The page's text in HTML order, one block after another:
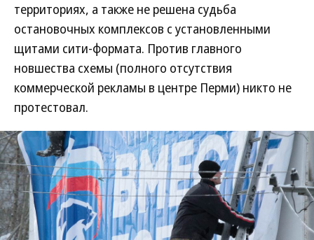
территориях, а также не решена судьба
остановочных комплексов с установленными
щитами сити-формата. Против главного
новшества схемы (полного отсутствия
коммерческой рекламы в центре Перми) никто не
протестовал.